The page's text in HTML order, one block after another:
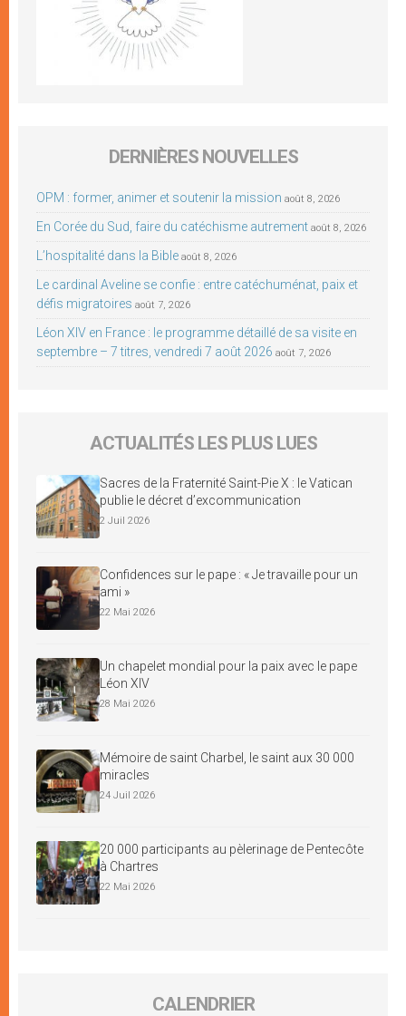
DERNIÈRES NOUVELLES
OPM : former, animer et soutenir la mission août 8, 2026
En Corée du Sud, faire du catéchisme autrement août 8, 2026
L’hospitalité dans la Bible août 8, 2026
Le cardinal Aveline se confie : entre catéchuménat, paix et
défis migratoires août 7, 2026
Léon XIV en France : le programme détaillé de sa visite en
septembre – 7 titres, vendredi 7 août 2026 août 7, 2026
ACTUALITÉS LES PLUS LUES
Sacres de la Fraternité Saint-Pie X : le Vatican
publie le décret d’excommunication
2 Juil 2026
Confidences sur le pape : « Je travaille pour un
ami »
22 Mai 2026
Un chapelet mondial pour la paix avec le pape
Léon XIV
28 Mai 2026
Mémoire de saint Charbel, le saint aux 30 000
miracles
24 Juil 2026
20 000 participants au pèlerinage de Pentecôte
à Chartres
22 Mai 2026
CALENDRIER